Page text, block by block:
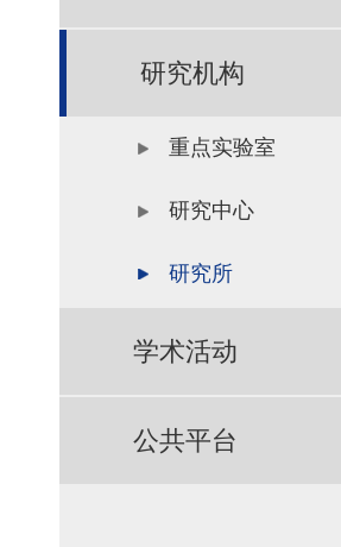
研究机构
重点实验室
研究中心
研究所
学术活动
公共平台